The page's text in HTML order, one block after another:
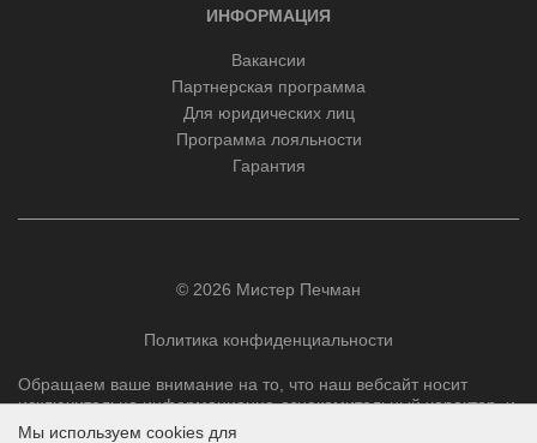
ИНФОРМАЦИЯ
Вакансии
Партнерская программа
Для юридических лиц
Программа лояльности
Гарантия
© 2026 Мистер Печман
Политика конфиденциальности
Обращаем ваше внимание на то, что наш вебсайт носит
исключительно информационно-ознакомительный характер, и
ни при каких условиях не является публичной офертой,
Мы используем cookies для